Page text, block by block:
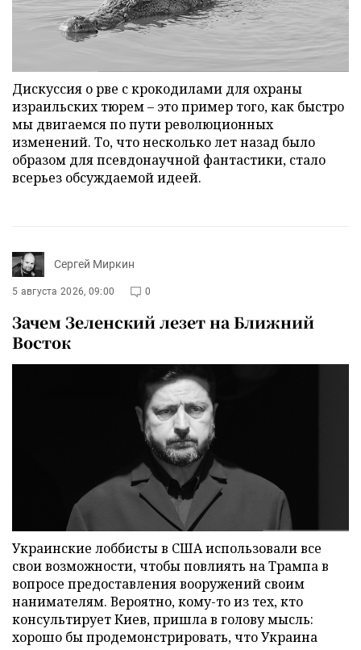
Дискуссия о рве с крокодилами для охраны
израильских тюрем – это пример того, как быстро
мы двигаемся по пути революционных
изменений. То, что несколько лет назад было
образом для псевдонаучной фантастики, стало
всерьез обсуждаемой идеей.
Сергей Миркин
5 августа 2026, 09:00 0
Зачем Зеленский лезет на Ближний
Восток
Украинские лоббисты в США использовали все
свои возможности, чтобы повлиять на Трампа в
вопросе предоставления вооружений своим
нанимателям. Вероятно, кому-то из тех, кто
консультирует Киев, пришла в голову мысль:
хорошо бы продемонстрировать, что Украина